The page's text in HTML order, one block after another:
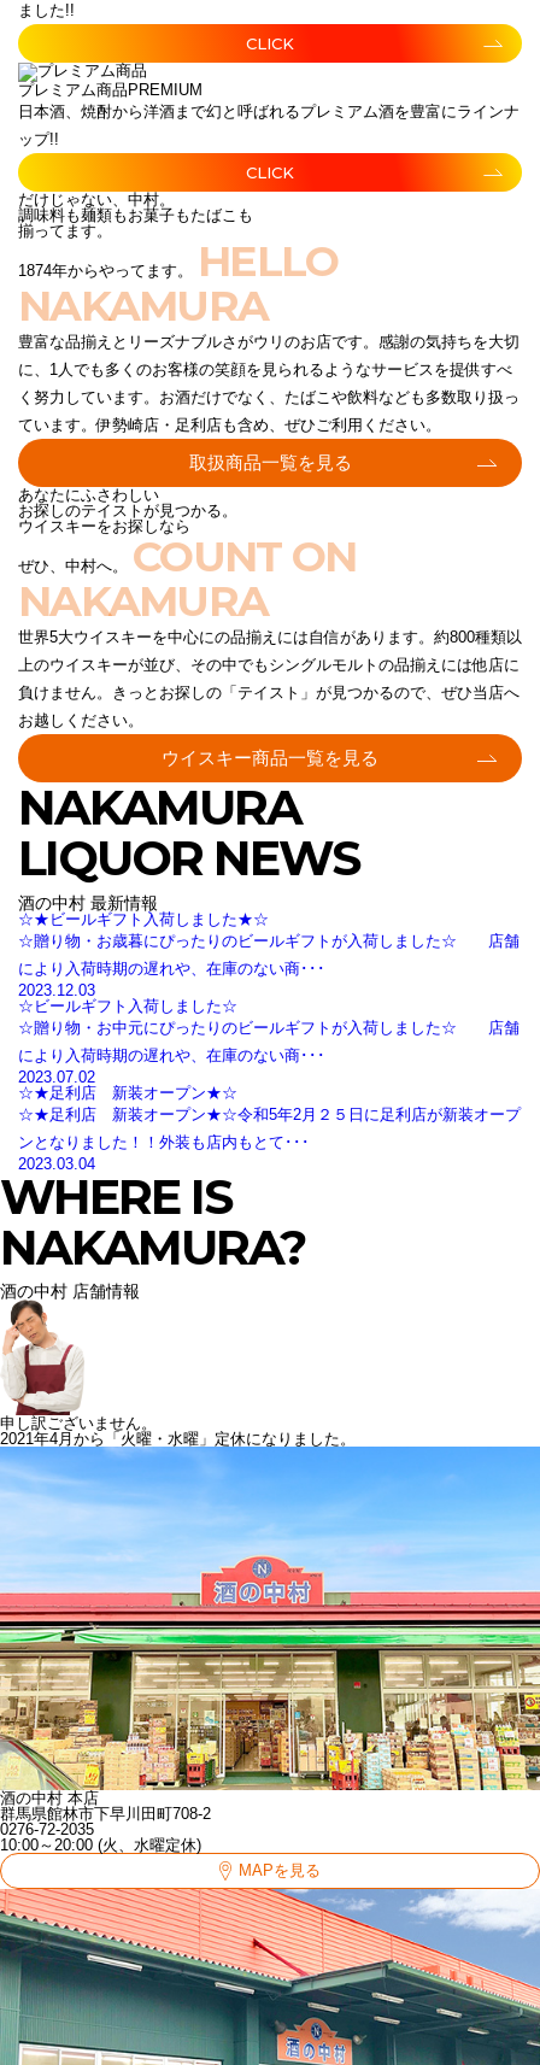
ました!!
CLICK
プレミアム商品 PREMIUM
日本酒、焼酎から洋酒まで幻と呼ばれるプレミアム酒を豊富にラインナ
ップ!!
CLICK
だけじゃない、中村。
調味料も麺類もお菓子もたばこも
揃ってます。
1874年からやってます。
HELLO
NAKAMURA
豊富な品揃えとリーズナブルさがウリのお店です。感謝の気持ちを大切
に、1人でも多くのお客様の笑顔を見られるようなサービスを提供すべ
く努力しています。お酒だけでなく、たばこや飲料なども多数取り扱っ
ています。伊勢崎店・足利店も含め、ぜひご利用ください。
取扱商品一覧を見る
あなたにふさわしい
お探しのテイストが見つかる。
ウイスキーをお探しなら
ぜひ、中村へ。 COUNT ON
NAKAMURA
世界5大ウイスキーを中心にの品揃えには自信があります。約800種類以
上のウイスキーが並び、その中でもシングルモルトの品揃えには他店に
負けません。きっとお探しの「テイスト」が見つかるので、ぜひ当店へ
お越しください。
ウイスキー商品一覧を見る
NAKAMURA
LIQUOR NEWS
酒の中村 最新情報
☆★ビールギフト入荷しました★☆
☆贈り物・お歳暮にぴったりのビールギフトが入荷しました☆ 店舗
により入荷時期の遅れや、在庫のない商･･･
2023.12.03
☆ビールギフト入荷しました☆
☆贈り物・お中元にぴったりのビールギフトが入荷しました☆ 店舗
により入荷時期の遅れや、在庫のない商･･･
2023.07.02
☆★足利店 新装オープン★☆
☆★足利店 新装オープン★☆令和5年2月２５日に足利店が新装オープ
ンとなりました！！外装も店内もとて･･･
2023.03.04
WHERE IS
NAKAMURA?
酒の中村 店舗情報
申し訳ございません。
2021年4月から「火曜・水曜」定休になりました。
酒の中村 本店
群馬県館林市下早川田町708-2
0276-72-2035
10:00～20:00 (火、水曜定休)
MAPを見る